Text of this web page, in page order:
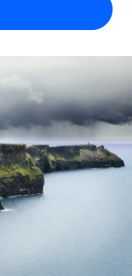
급여 솔루션